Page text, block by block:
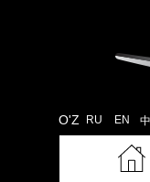
O'Z RU EN